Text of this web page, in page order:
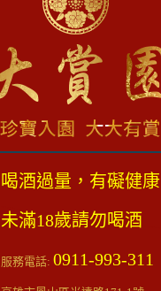
喝酒過量，有礙健康
未滿18歲請勿喝酒
服務電話: 0911-993-311